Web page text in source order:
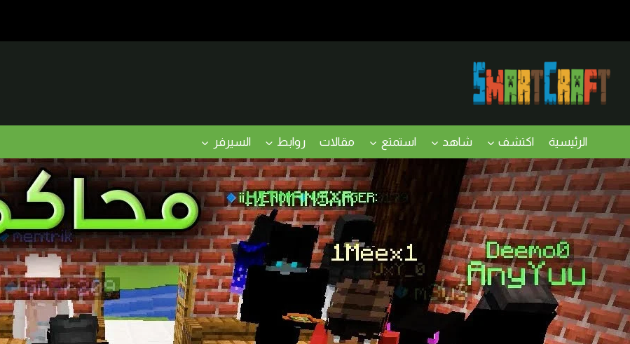
الرئيسية اكتشف شاهد استمتع مقالات روابط السيرفر